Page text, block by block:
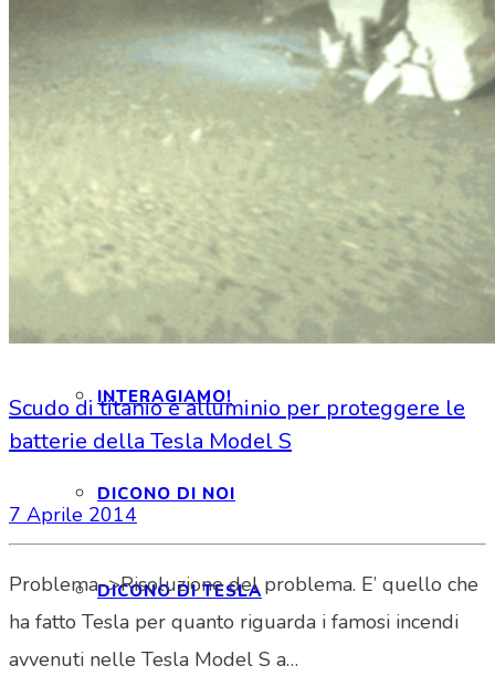
CHI SIAMO
CHI SIAMO
INTERAGIAMO!
DICONO DI NOI
DICONO DI TESLA
Scudo di titanio e alluminio per proteggere le
batterie della Tesla Model S
7 Aprile 2014
Problema–>Risoluzione del problema. E’ quello che
ha fatto Tesla per quanto riguarda i famosi incendi
avvenuti nelle Tesla Model S a…